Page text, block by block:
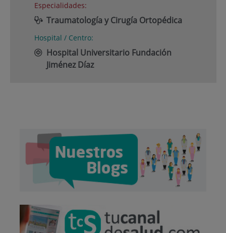
Especialidades:
Traumatología y Cirugía Ortopédica
Hospital / Centro:
Hospital Universitario Fundación
Jiménez Díaz